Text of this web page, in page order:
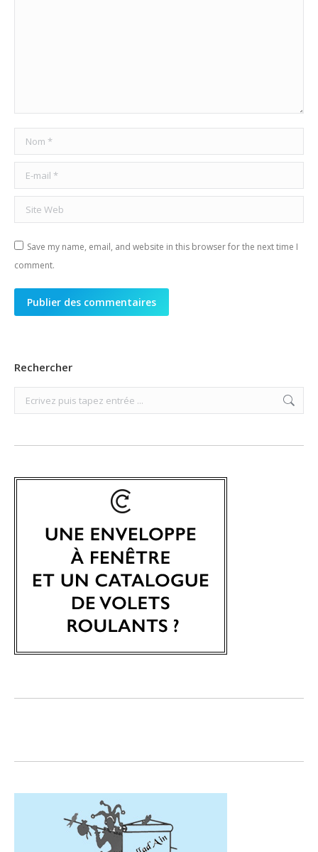
Nom *
E-mail *
Site Web
Save my name, email, and website in this browser for the next time I
comment.
Publier des commentaires
Rechercher
Search: